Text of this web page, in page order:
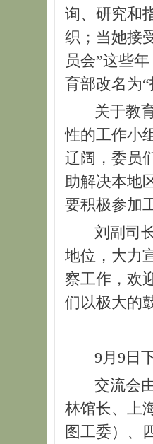
询、研究和
织；当她接
员会”这些
育部改名为“
关于教育
性的工作小
辽阔，委员
助解决本地
要积极参加
刘副司长
地位，大力
察工作，欢
们以极大的
9月9日下
交流会由
林馆长、上
图工委）、